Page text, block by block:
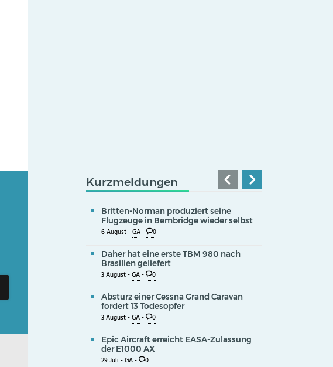
Kurzmeldungen
Britten-Norman produziert seine
Flugzeuge in Bembridge wieder selbst
6 August -GA- 0
Daher hat eine erste TBM 980 nach
Brasilien geliefert
3 August -GA- 0
Absturz einer Cessna Grand Caravan
fordert 13 Todesopfer
3 August -GA- 0
Epic Aircraft erreicht EASA-Zulassung
der E1000 AX
29 Juli -GA- 0